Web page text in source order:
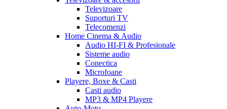
Televizoare
Suporturi TV
Telecomenzi
Home Cinema & Audio
Audio HI-FI & Profesionale
Sisteme audio
Conectica
Microfoane
Playere, Boxe & Casti
Casti audio
MP3 & MP4 Playere